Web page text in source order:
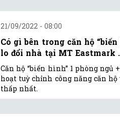
21/09/2022 - 08:00
Có gì bên trong căn hộ
lo đổi nhà tại MT Eastmark
Căn hộ “biến hình” 1 phòng
hoạt tuỳ chỉnh công năng căn
thấp nhất.